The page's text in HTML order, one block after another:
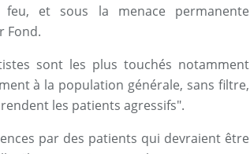
et sous la menace permanente
Fond.
sont les plus touchés notamment
à la population générale, sans filtre,
les patients agressifs".
par des patients qui devraient être